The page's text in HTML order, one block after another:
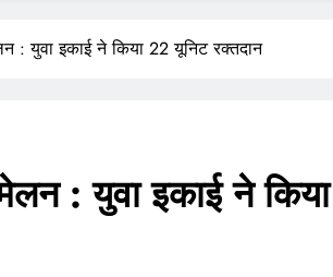
: युवा इकाई ने किया 22 यूनिट रक्तदान
: युवा इकाई ने किया